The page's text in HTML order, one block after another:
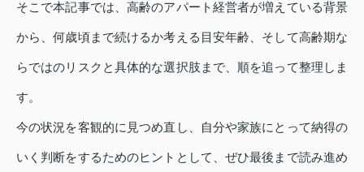
そこで本記事では、高齢のアパート経営者が増えている背景
から、何歳頃まで続けるか考える目安年齢、そして高齢期な
らではのリスクと具体的な選択肢まで、順を追って整理しま
す。
今の状況を客観的に見つめ直し、自分や家族にとって納得の
いく判断をするためのヒントとして、ぜひ最後まで読み進め